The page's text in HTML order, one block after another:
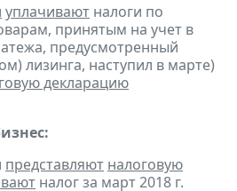
уплачивают налоги по
принятым на учет в
предусмотренный
лизинга, наступил в марте)
декларацию
представляют налоговую
налог за март 2018 г.